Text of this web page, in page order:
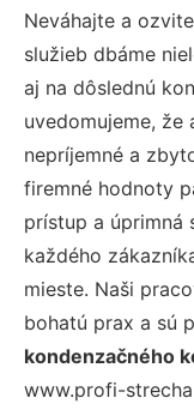
Neváhajte a
služieb dbáme
aj na dôslednú
uvedomujeme,
nepríjemné a
firemné hodnoty
prístup a úprimná
každého
mieste. Naši
bohatú prax a sú
kondenzačného
www.profi-